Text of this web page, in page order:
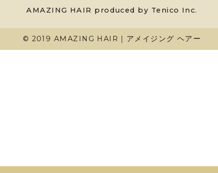
AMAZING HAIR produced by Tenico Inc.
© 2019 AMAZING HAIR｜アメイジング ヘアー